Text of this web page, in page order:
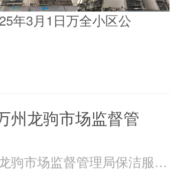
年3月1日万全小区公
州龙驹市场监督管
2026年4月15日万州龙驹市场监督管理局保洁服务由重庆美